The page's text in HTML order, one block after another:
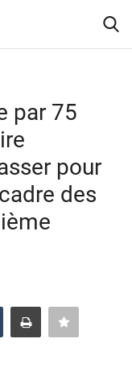
par 75
pour
des